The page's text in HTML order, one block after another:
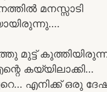
മനസ്സാടി
മുട്ട് കുത്തിയിരുന്നു
കയ്യിലാക്കി…
എനിക്ക് ഒരു